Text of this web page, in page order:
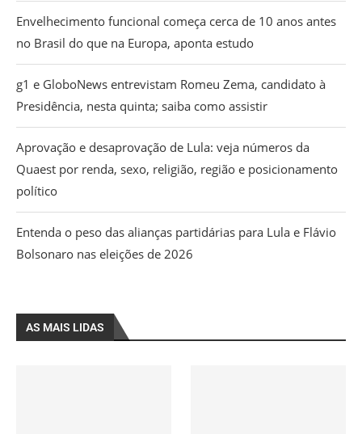
Envelhecimento funcional começa cerca de 10 anos antes
no Brasil do que na Europa, aponta estudo
g1 e GloboNews entrevistam Romeu Zema, candidato à
Presidência, nesta quinta; saiba como assistir
Aprovação e desaprovação de Lula: veja números da
Quaest por renda, sexo, religião, região e posicionamento
político
Entenda o peso das alianças partidárias para Lula e Flávio
Bolsonaro nas eleições de 2026
AS MAIS LIDAS